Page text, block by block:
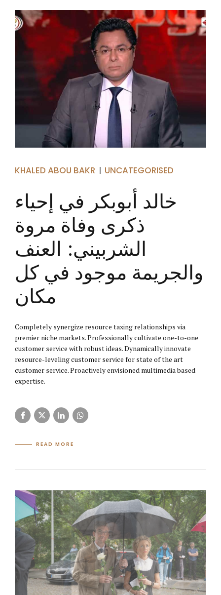
KHALED ABOU BAKR UNCATEGORISED
خالد أبوبكر في إحياء
ذكرى وفاة مروة
الشربيني: العنف
والجريمة موجود في كل
مكان
Completely synergize resource taxing relationships via
premier niche markets. Professionally cultivate one-to-one
customer service with robust ideas. Dynamically innovate
resource-leveling customer service for state of the art
customer service. Proactively envisioned multimedia based
expertise.
READ MORE